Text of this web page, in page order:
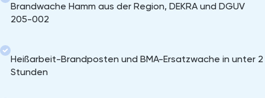
Brandwache Hamm aus der Region, DEKRA und DGUV
205-002
Heißarbeit-Brandposten und BMA-Ersatzwache in unter 2
Stunden